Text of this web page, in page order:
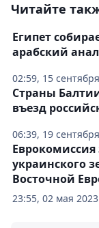
Читайте
02:59, 15
Египет
арабский
06:39, 19
Страны
въезд
23:55, 02 мая 2023
Еврокомиссия
украинского
Восточной